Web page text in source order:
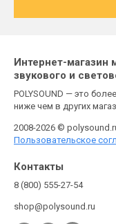
Интернет-магазин
звукового и
POLYSOUND — это
ниже чем в других
2008-2026 ©
Пользовательское
Контакты
8 (800) 555-27-54
shop@polysound.ru